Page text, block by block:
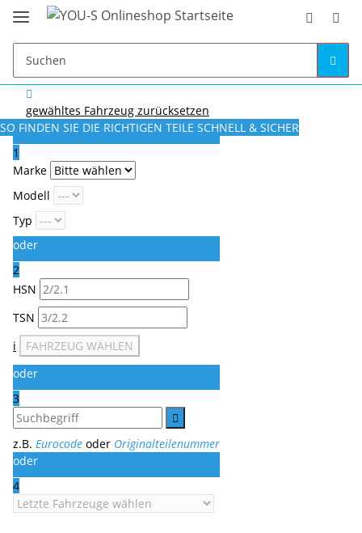
gewähltes Fahrzeug zurücksetzen
SO FINDEN SIE DIE RICHTIGEN TEILE SCHNELL & SICHER
1
Marke
Modell
Typ
oder
2
HSN
TSN
i
FAHRZEUG WÄHLEN
oder
3
z.B. Eurocode oder Originalteilenummer
oder
4